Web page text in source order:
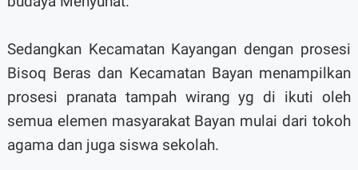
Sedangkan Kecamatan Kayangan dengan prosesi
Bisoq Beras dan Kecamatan Bayan menampilkan
prosesi pranata tampah wirang yg di ikuti oleh
semua elemen masyarakat Bayan mulai dari tokoh
agama dan juga siswa sekolah.